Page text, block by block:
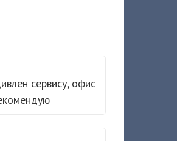
сервису, офис